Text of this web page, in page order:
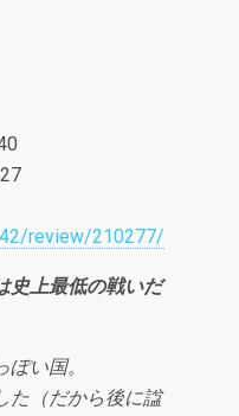
review/210277/
上最低の戦いだ
い国。
た（だから後に諡